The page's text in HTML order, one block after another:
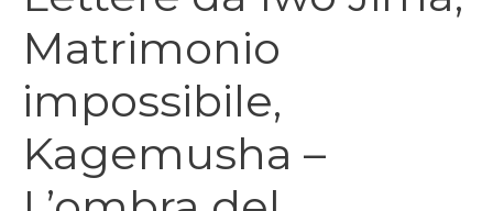
Matrimonio
impossibile,
Kagemusha –